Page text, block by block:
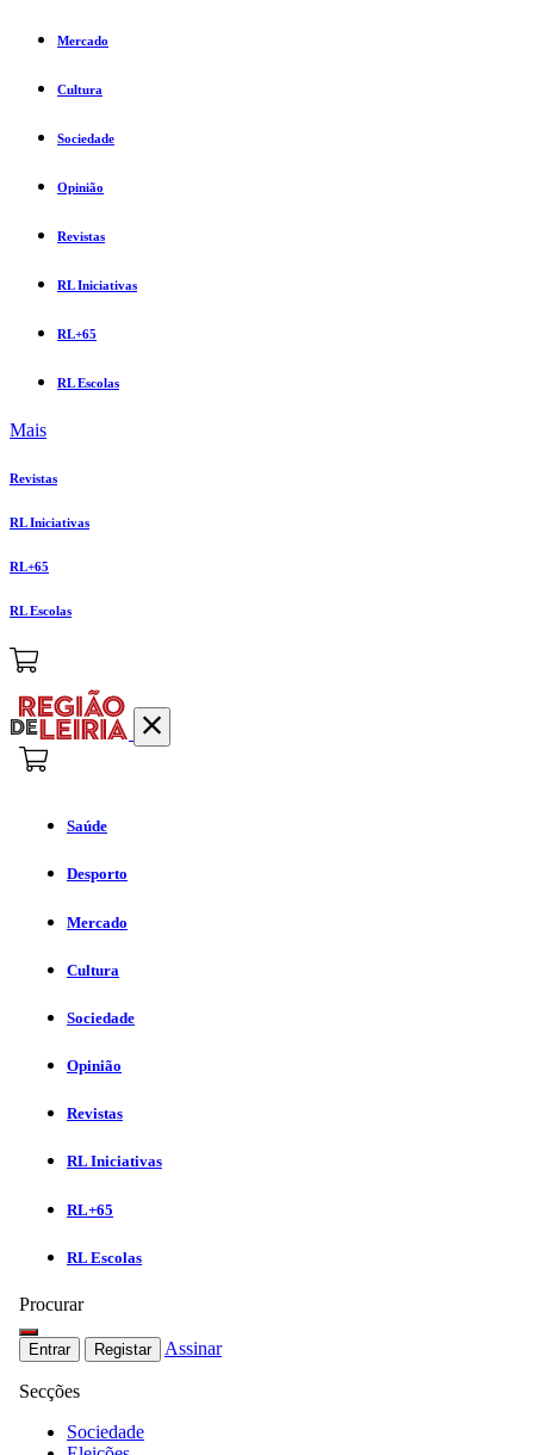
Mercado
Cultura
Sociedade
Opinião
Revistas
RL Iniciativas
RL+65
RL Escolas
Mais
Revistas
RL Iniciativas
RL+65
RL Escolas
Saúde
Desporto
Mercado
Cultura
Sociedade
Opinião
Revistas
RL Iniciativas
RL+65
RL Escolas
Procurar
Entrar Registar Assinar
Secções
Sociedade